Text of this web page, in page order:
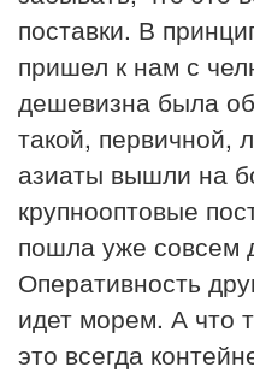
поставки. В
пришел к нам с
дешевизна была
такой, первичной,
азиаты вышли на
крупнооптовые
пошла уже совсем
Оперативность
идет морем. А что
это всегда